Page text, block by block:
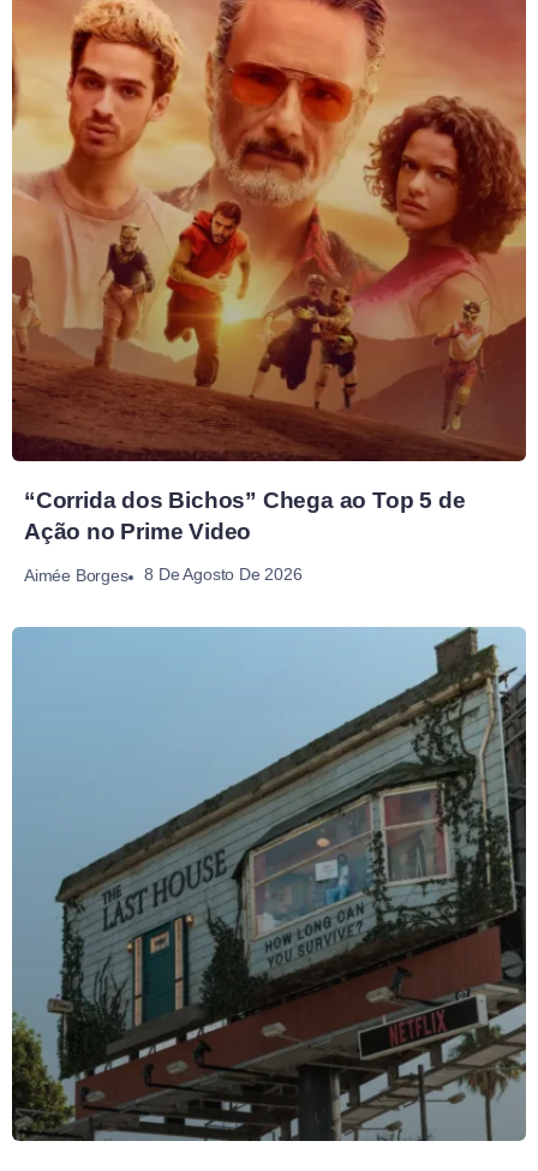
“Corrida dos Bichos” Chega ao Top 5 de
Ação no Prime Video
Aimée Borges 8 De Agosto De 2026